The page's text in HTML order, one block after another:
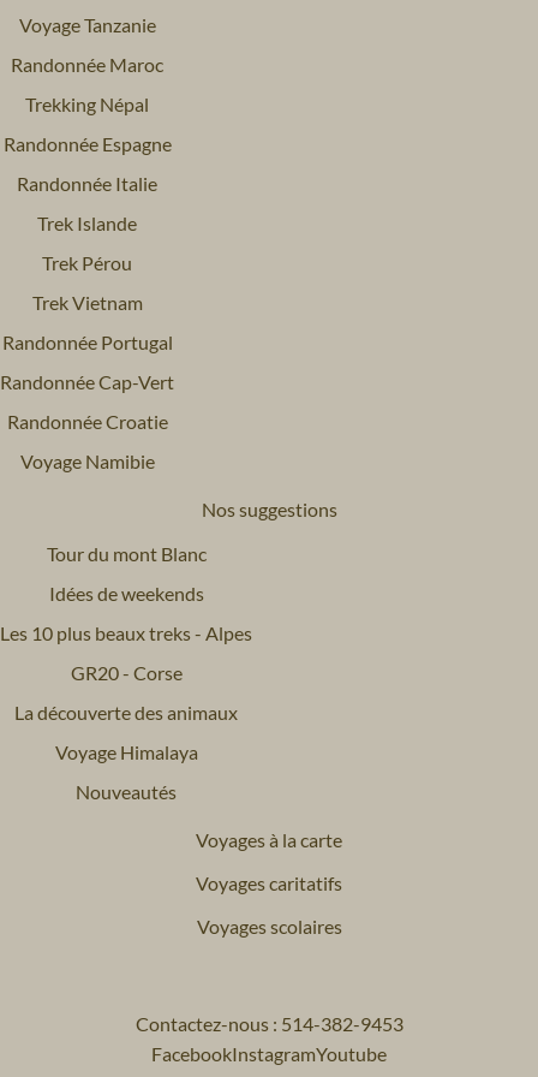
- Les activités du jour 14 à Ponta Delgada
- Les boissons
et 15, et les dîners du jour 4 à Pico et du jour 9 à Sao
Miguel
A ces dates, la sortie en mer (optionnelle) est possible
uniquement à Ponta Delgada le J14.
Voyage Tanzanie
Randonnée Maroc
Trekking Népal
Randonnée Espagne
Randonnée Italie
Trek Islande
Trek Pérou
Trek Vietnam
Randonnée Portugal
Randonnée Cap-Vert
Randonnée Croatie
Voyage Namibie
Nos suggestions
Tour du mont Blanc
Idées de weekends
Les 10 plus beaux treks - Alpes
GR20 - Corse
La découverte des animaux
Voyage Himalaya
Nouveautés
Voyages à la carte
Voyages caritatifs
Voyages scolaires
Contactez-nous : 514-382-9453
FacebookInstagramYoutube